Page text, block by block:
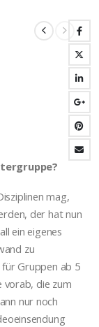
mag,
der hat nun
ein eigenes
zu
Gruppen ab 5
vorab, die zum
nur noch